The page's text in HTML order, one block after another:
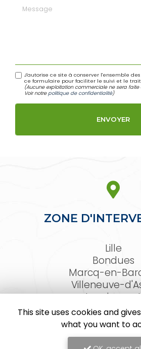
Message
J'autorise ce site à conserver l'ensemble
ce formulaire pour faciliter le suivi et le
(Aucune exploitation commerciale ne sera faite
Voir notre politique de confidentialité)
ZONE
Lille
Bondues
Marcq-en-
Villeneuve-
Lambersart
Arras
Le Touquet-
Et les Hauts-de-
This site uses cookies and
what you want to